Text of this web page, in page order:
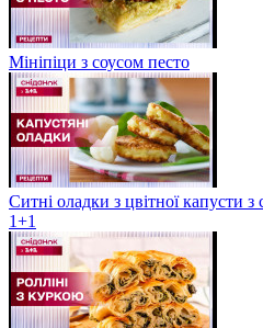
Мініпіци з соусом песто
Ситні оладки з цвітної капусти
1+1